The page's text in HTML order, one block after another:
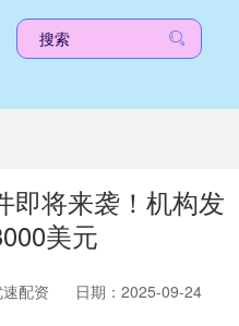
即将来袭！机构发
美元
配资
日期：2025-09-24